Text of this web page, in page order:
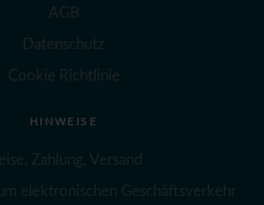
AGB
Datenschutz
Cookie Richtlinie
HINWEISE
Zahlung, Versand
elektronischen Geschäftsverkehr